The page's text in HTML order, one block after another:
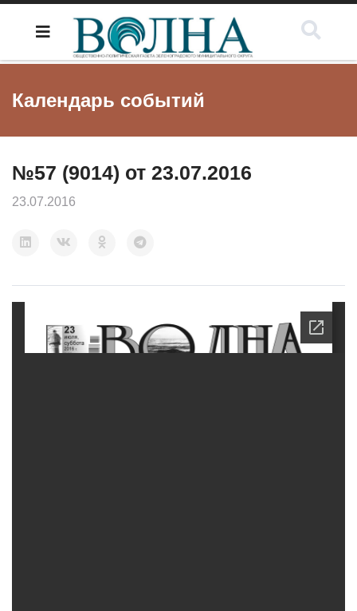
Календарь событий
№57 (9014) от 23.07.2016
23.07.2016